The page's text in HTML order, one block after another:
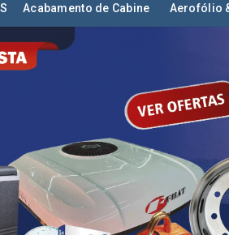
Acabamento de Cabine Aerofólio